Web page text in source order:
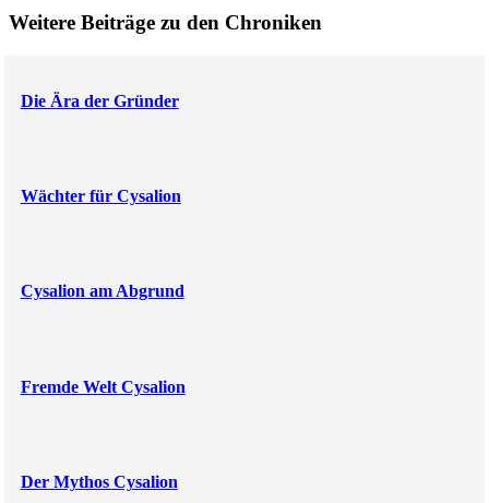
Weitere Beiträge zu den Chroniken
Die Ära der Gründer
Wächter für Cysalion
Cysalion am Abgrund
Fremde Welt Cysalion
Der Mythos Cysalion